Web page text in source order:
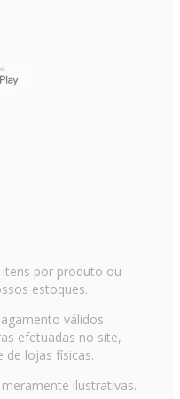
Wireless Sound): conectando
por produto ou
estoques.
válidos
efetuadas no site,
de lojas físicas.
ilustrativas.